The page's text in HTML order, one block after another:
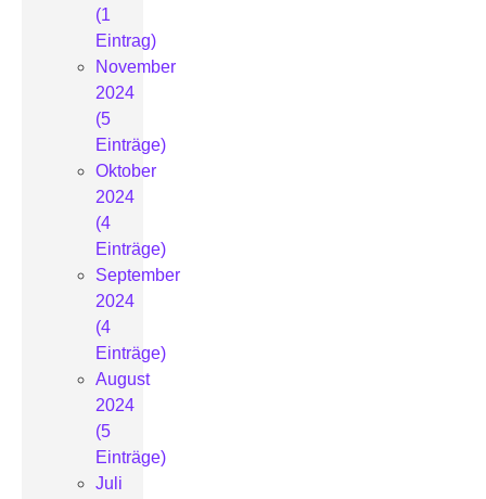
(1
Eintrag)
November
2024
(5
Einträge)
Oktober
2024
(4
Einträge)
September
2024
(4
Einträge)
August
2024
(5
Einträge)
Juli